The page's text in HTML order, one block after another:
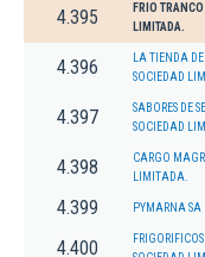
4.395
FRIO
LIMITADA.
4.396
LA TIENDA DE
SOCIEDAD
4.397
SABORES DE
SOCIEDAD
4.398
CARGO
LIMITADA.
4.399 PYMARNA SA
4.400